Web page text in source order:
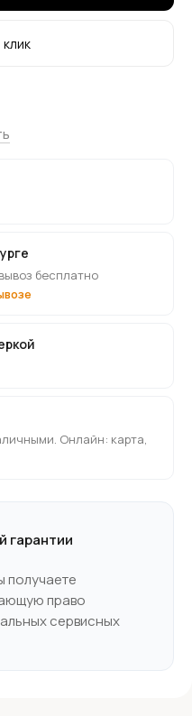
клик
бесплатно
Онлайн: карта,
гарантии
получаете
право
сервисных